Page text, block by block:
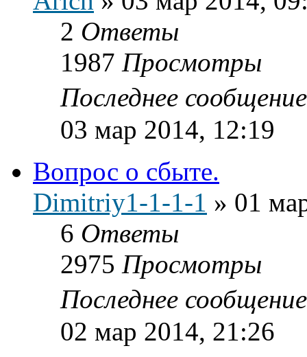
2 Ответы
1987 Просмотры
Последнее
03 мар 2014, 12:19
Вопрос о сбыте.
Dimitriy1-1-1-1 » 01
6 Ответы
2975 Просмотры
Последнее
02 мар 2014, 21:26